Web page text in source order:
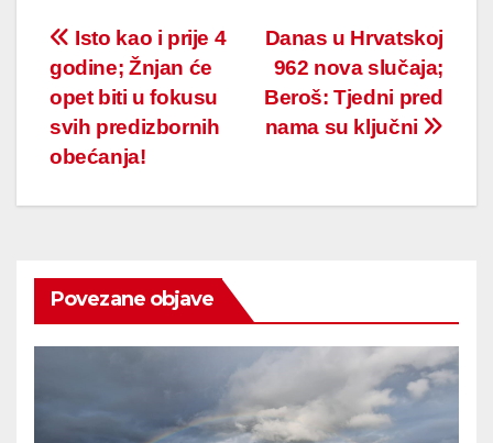
Post
navigation
Danas u Hrvatskoj
962 nova slučaja;
Beroš: Tjedni pred
nama su ključni
Isto kao i prije 4
godine; Žnjan će
opet biti u fokusu
svih predizbornih
obećanja!
Povezane objave